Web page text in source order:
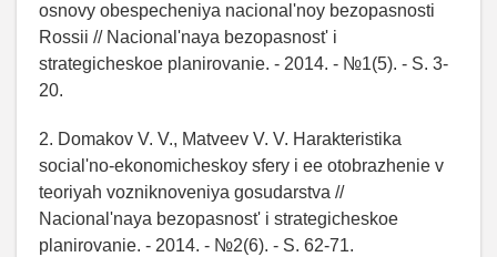
osnovy obespecheniya nacional'noy bezopasnosti
Rossii // Nacional'naya bezopasnost' i
strategicheskoe planirovanie. - 2014. - №1(5). - S. 3-
20.
2. Domakov V. V., Matveev V. V. Harakteristika
social'no-ekonomicheskoy sfery i ee otobrazhenie v
teoriyah vozniknoveniya gosudarstva //
Nacional'naya bezopasnost' i strategicheskoe
planirovanie. - 2014. - №2(6). - S. 62-71.